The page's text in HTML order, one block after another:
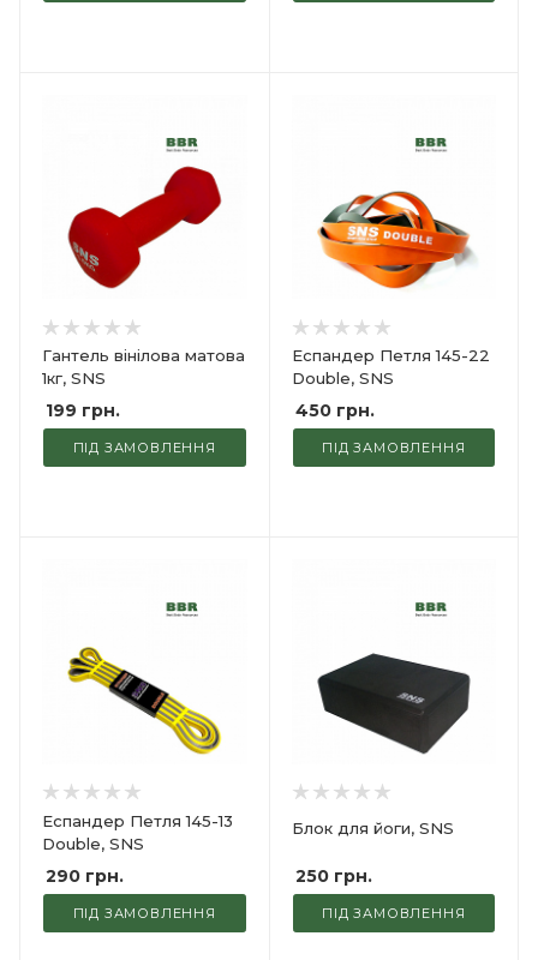
Гантель вінілова матова
1кг, SNS
199 грн.
ПІД ЗАМОВЛЕННЯ
Еспандер Петля 145-22
Double, SNS
450грн.
ПІД ЗАМОВЛЕННЯ
Еспандер Петля 145-13
Double, SNS
290 грн.
ПІД ЗАМОВЛЕННЯ
Блок для йоги, SNS
250грн.
ПІД ЗАМОВЛЕННЯ